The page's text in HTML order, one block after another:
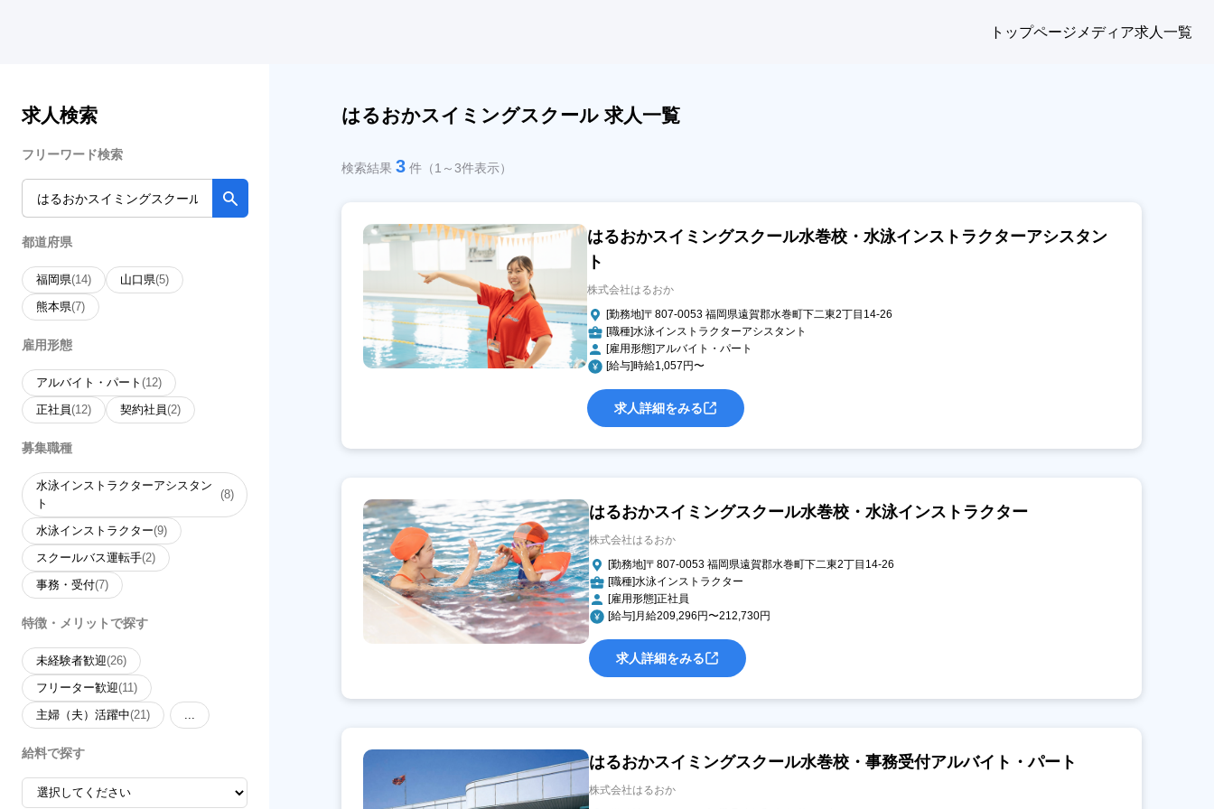
トップページ メディア求人一覧
求人検索
フリーワード検索
都道府県
福岡県(14) 山口県(5)
熊本県(7)
雇用形態
アルバイト・パート (12)
正社員(12) 契約社員(2)
募集職種
水泳インストラクターアシスタン
ト
(8)
水泳インストラクター(9)
スクールバス運転手(2)
事務・受付(7)
特徴・メリットで探す
未経験者歓迎(26)
フリーター歓迎(11)
主婦（夫）活躍中(21) ...
給料で探す
はるおかスイミングスクール 求人一覧
検索結果3 件（1～3件表示）
はるおかスイミングスクール水巻校・水泳インストラクターアシスタン
ト
株式会社はるおか
[勤務地]〒807-0053 福岡県遠賀郡水巻町下二東2丁目14-26
[職種]水泳インストラクターアシスタント
[雇用形態]アルバイト・パート
[給与]時給1,057円〜
求人詳細をみる
はるおかスイミングスクール水巻校・水泳インストラクター
株式会社はるおか
[勤務地]〒807-0053 福岡県遠賀郡水巻町下二東2丁目14-26
[職種]水泳インストラクター
[雇用形態]正社員
[給与]月給209,296円〜212,730円
求人詳細をみる
はるおかスイミングスクール水巻校・事務受付アルバイト・パート
株式会社はるおか